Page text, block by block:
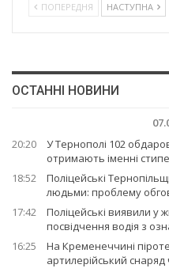
ПОПЕРЕДНЯ НАСТУПНА
ОСТАННІ НОВИНИ
20:20
У Тернополі 102
отримають іменні
18:52
Поліцейські
людьми: проблему
17:42
Поліцейські виявили у
посвідчення водія з
16:25
На Кременеччині
артилерійський снаряд